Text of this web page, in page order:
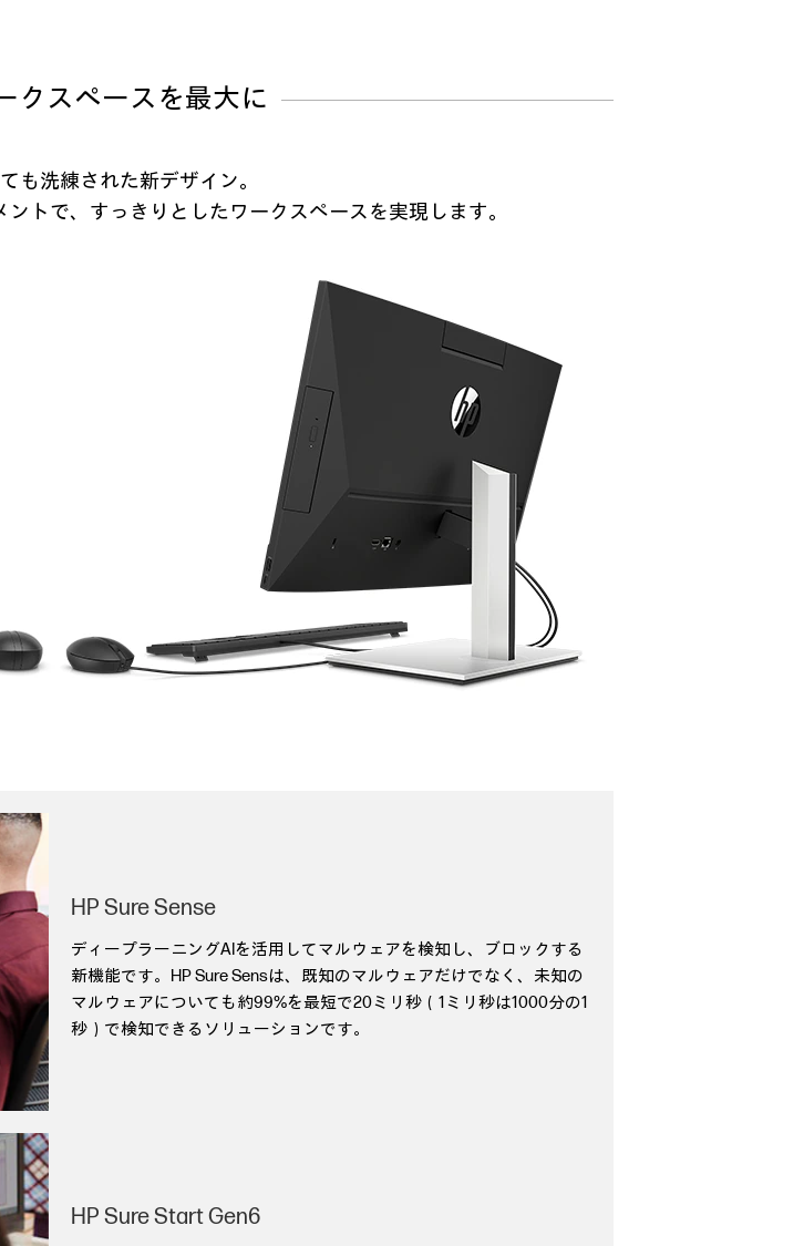
クスペースを最大に
も洗練された新デザイン。
トで、すっきりとしたワークスペースを実現します。
HP Sure Sense
ディープラーニングAIを活用してマルウェアを検知し、ブロックする
新機能です。HP Sure Sensは、既知のマルウェアだけでなく、未知の
マルウェアについても約99%を最短で20ミリ秒（1ミリ秒は1000分の1
秒）で検知できるソリューションです。
HP Sure Start Gen6